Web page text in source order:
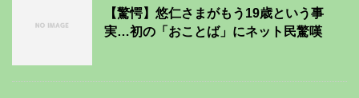
【驚愕】悠仁さまがもう19歳という事
実…初の「おことば」にネット民驚嘆